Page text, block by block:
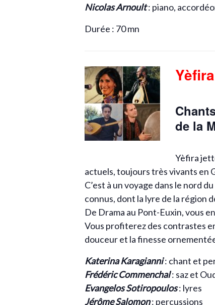
Nicolas Arnoult: piano,
Durée : 70 mn
Yèfira
de la
Yèfira
actuels, toujours très vivants en
C’est à un voyage dans le nord
connus, dont la lyre de la région
De Drama au Pont-Euxin, vous
Vous profiterez des contrastes
douceur et la finesse
Katerina Karagianni: chant et
Frédéric Commenchal: saz et
Evangelos Sotiropoulos: lyres
Jérôme Salomon: percussions